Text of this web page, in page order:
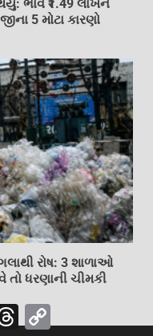
ભાવ ₹1.49 લાખને
5 મોટા કારણો
રોષ: 3 શાળાઓ
ધરણાની ચીમકી
Threads
Link